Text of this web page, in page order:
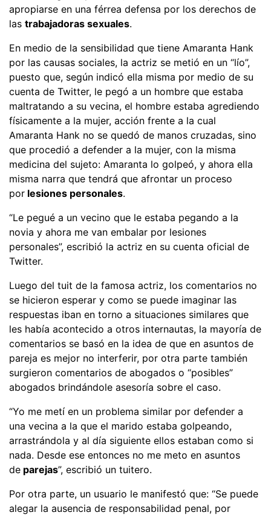
apropiarse en una férrea defensa por los derechos de
las trabajadoras sexuales.
En medio de la sensibilidad que tiene Amaranta Hank
por las causas sociales, la actriz se metió en un “lío”,
puesto que, según indicó ella misma por medio de su
cuenta de Twitter, le pegó a un hombre que estaba
maltratando a su vecina, el hombre estaba agrediendo
físicamente a la mujer, acción frente a la cual
Amaranta Hank no se quedó de manos cruzadas, sino
que procedió a defender a la mujer, con la misma
medicina del sujeto: Amaranta lo golpeó, y ahora ella
misma narra que tendrá que afrontar un proceso
por lesiones personales.
“Le pegué a un vecino que le estaba pegando a la
novia y ahora me van embalar por lesiones
personales”, escribió la actriz en su cuenta oficial de
Twitter.
Luego del tuit de la famosa actriz, los comentarios no
se hicieron esperar y como se puede imaginar las
respuestas iban en torno a situaciones similares que
les había acontecido a otros internautas, la mayoría de
comentarios se basó en la idea de que en asuntos de
pareja es mejor no interferir, por otra parte también
surgieron comentarios de abogados o “posibles”
abogados brindándole asesoría sobre el caso.
“Yo me metí en un problema similar por defender a
una vecina a la que el marido estaba golpeando,
arrastrándola y al día siguiente ellos estaban como si
nada. Desde ese entonces no me meto en asuntos
de parejas”, escribió un tuitero.
Por otra parte, un usuario le manifestó que: “Se puede
alegar la ausencia de responsabilidad penal, por